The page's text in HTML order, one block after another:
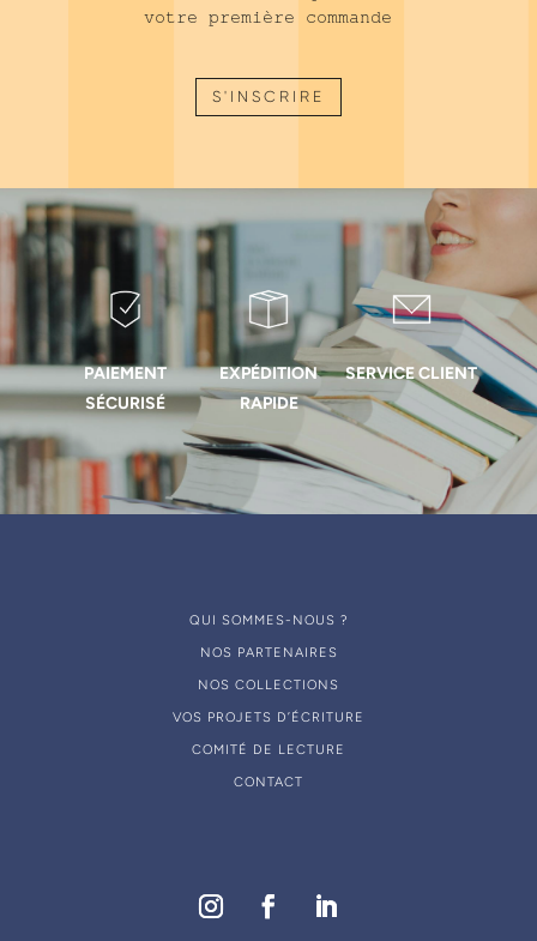
votre première commande
S'INSCRIRE
PAIEMENT
SÉCURISÉ
EXPÉDITION
RAPIDE
SERVICE CLIENT
QUI SOMMES-NOUS ?
NOS PARTENAIRES
NOS COLLECTIONS
VOS PROJETS D’ÉCRITURE
COMITÉ DE LECTURE
CONTACT